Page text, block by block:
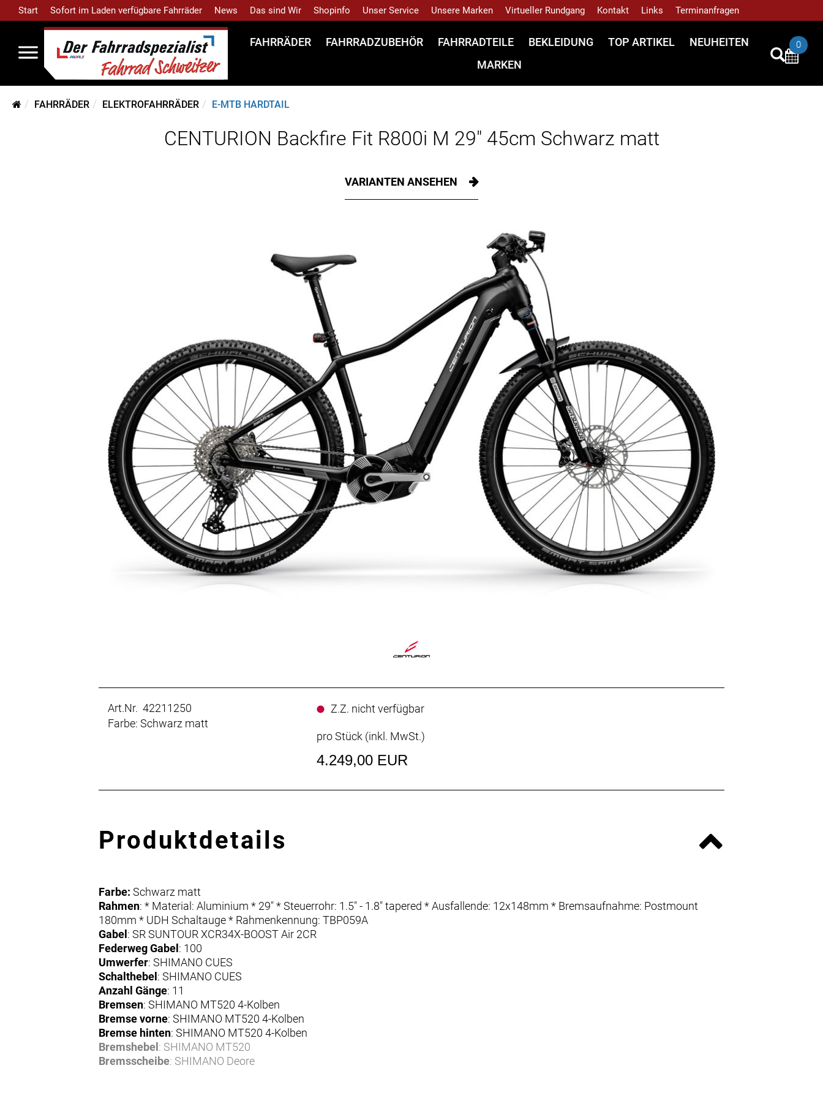
Start Sofort im Laden verfügbare Fahrräder News Das sind Wir Shopinfo Unser Service Unsere Marken Virtueller Rundgang Kontakt Links Terminanfragen
FAHRRÄDER FAHRRADZUBEHÖR FAHRRADTEILE BEKLEIDUNG TOP ARTIKEL
NEUHEITEN
MARKEN
0
FAHRRÄDER ELEKTROFAHRRÄDER E-MTB HARDTAIL
CENTURION Backfire Fit R800i M 29" 45cm Schwarz matt
VARIANTEN ANSEHEN
Art.Nr. 42211250
Farbe: Schwarz matt
Z.Z. nicht verfügbar
pro Stück (inkl. MwSt.)
4.249,00 EUR
Produktdetails
Farbe: Schwarz matt
Rahmen: * Material: Aluminium * 29" * Steuerrohr: 1.5" - 1.8" tapered * Ausfallende: 12x148mm * Bremsaufnahme: Postmount
180mm * UDH Schaltauge * Rahmenkennung: TBP059A
Gabel: SR SUNTOUR XCR34X-BOOST Air 2CR
Federweg Gabel: 100
Umwerfer: SHIMANO CUES
Schalthebel: SHIMANO CUES
Anzahl Gänge: 11
Bremsen: SHIMANO MT520 4-Kolben
Bremse vorne: SHIMANO MT520 4-Kolben
Bremse hinten: SHIMANO MT520 4-Kolben
Bremshebel: SHIMANO MT520
Bremsscheibe: SHIMANO Deore